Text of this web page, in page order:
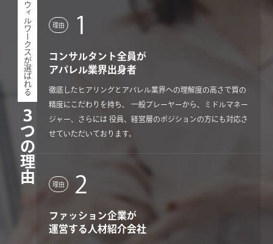
ウィルワークスが選ばれる
３つの理由
理由 1
コンサルタント全員が
アパレル業界出身者
徹底したヒアリングとアパレル業界への理解度の高さで質の
精度にこだわりを持ち、 一般プレーヤーから、ミドルマネー
ジャー、さらには 役員、経営層のポジションの方にも対応さ
せていただいております。
理由 2
ファッション企業が
運営する人材紹介会社